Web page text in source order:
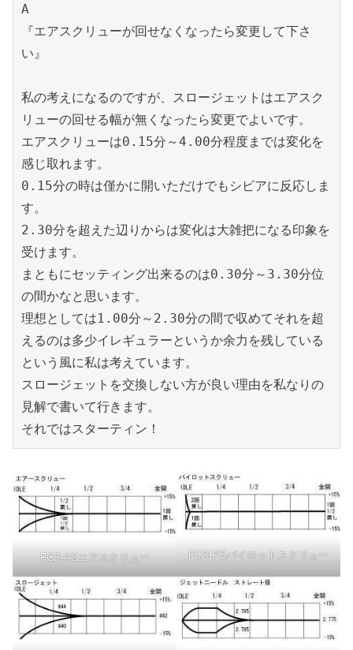
A
『エアスクリューが回せなくなったら変更して下さ
い』
私の考えになるのですが、スロージェットはエアスク
リューの回せる幅が無くなったら変更でよいです。
エアスクリューは0.15分～4.00分程度までは変化を
感じ取れます。
0.15分の時は僅かに開いただけでもシビアに反応しま
す。
2.30分を超えた辺りからは変化は大雑把になる印象を
受けます。
まともにセッティング出来るのは0.30分～3.30分位
の間かなと思います。
理想としては1.00分～2.30分の間で収めてそれを超
えるのは多少イレギュラーというか余力を残している
という風に私は考えています。
スロージェットを交換しない方が良い理由を私なりの
見解で書いて行きます。
それではスターティン！
FCR-ASエアスクリュー FCR-PSパイロットスクリュー